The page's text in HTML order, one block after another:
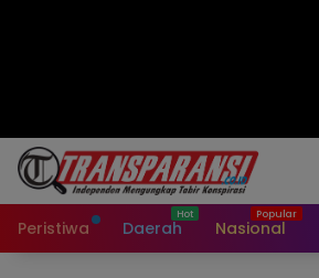
Peristiwa Daerah Nasional